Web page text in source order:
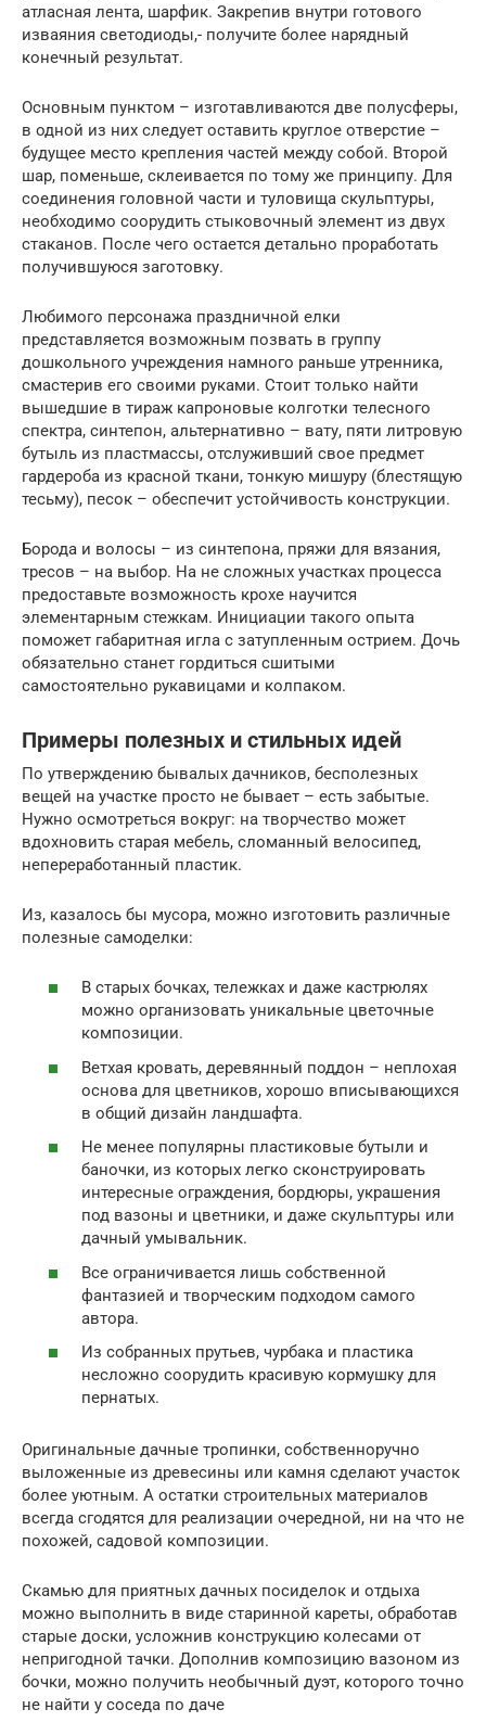
атласная лента, шарфик. Закрепив внутри готового
изваяния светодиоды,- получите более нарядный
конечный результат.
Основным пунктом – изготавливаются две полусферы,
в одной из них следует оставить круглое отверстие –
будущее место крепления частей между собой. Второй
шар, поменьше, склеивается по тому же принципу. Для
соединения головной части и туловища скульптуры,
необходимо соорудить стыковочный элемент из двух
стаканов. После чего остается детально проработать
получившуюся заготовку.
Любимого персонажа праздничной елки
представляется возможным позвать в группу
дошкольного учреждения намного раньше утренника,
смастерив его своими руками. Стоит только найти
вышедшие в тираж капроновые колготки телесного
спектра, синтепон, альтернативно – вату, пяти литровую
бутыль из пластмассы, отслуживший свое предмет
гардероба из красной ткани, тонкую мишуру (блестящую
тесьму), песок – обеспечит устойчивость конструкции.
Борода и волосы – из синтепона, пряжи для вязания,
тресов – на выбор. На не сложных участках процесса
предоставьте возможность крохе научится
элементарным стежкам. Инициации такого опыта
поможет габаритная игла с затупленным острием. Дочь
обязательно станет гордиться сшитыми
самостоятельно рукавицами и колпаком.
Примеры полезных и стильных идей
По утверждению бывалых дачников, бесполезных
вещей на участке просто не бывает – есть забытые.
Нужно осмотреться вокруг: на творчество может
вдохновить старая мебель, сломанный велосипед,
непереработанный пластик.
Из, казалось бы мусора, можно изготовить различные
полезные самоделки:
В старых бочках, тележках и даже кастрюлях
можно организовать уникальные цветочные
композиции.
Ветхая кровать, деревянный поддон – неплохая
основа для цветников, хорошо вписывающихся
в общий дизайн ландшафта.
Не менее популярны пластиковые бутыли и
баночки, из которых легко сконструировать
интересные ограждения, бордюры, украшения
под вазоны и цветники, и даже скульптуры или
дачный умывальник.
Все ограничивается лишь собственной
фантазией и творческим подходом самого
автора.
Из собранных прутьев, чурбака и пластика
несложно соорудить красивую кормушку для
пернатых.
Оригинальные дачные тропинки, собственноручно
выложенные из древесины или камня сделают участок
более уютным. А остатки строительных материалов
всегда сгодятся для реализации очередной, ни на что не
похожей, садовой композиции.
Скамью для приятных дачных посиделок и отдыха
можно выполнить в виде старинной кареты, обработав
старые доски, усложнив конструкцию колесами от
непригодной тачки. Дополнив композицию вазоном из
бочки, можно получить необычный дуэт, которого точно
не найти у соседа по даче